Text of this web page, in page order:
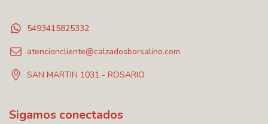
5493415825332
atencioncliente@calzadosborsalino.com
SAN MARTIN 1031 - ROSARIO
Sigamos conectados